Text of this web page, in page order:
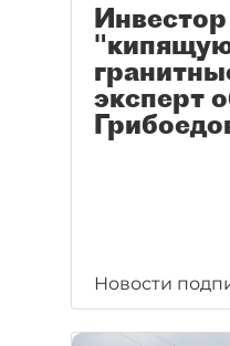
эксперт
Новости